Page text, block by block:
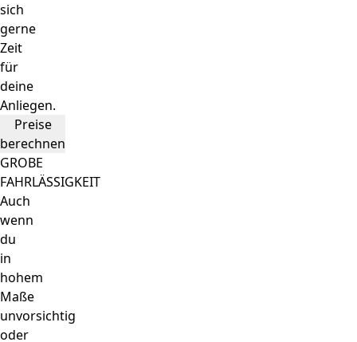
sich
gerne
Zeit
für
deine
Anliegen.
Preise
berechnen
GROBE
FAHRLÄSSIGKEIT
Auch
wenn
du
in
hohem
Maße
unvorsichtig
oder